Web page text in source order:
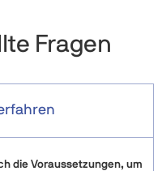
Fragen
die Voraussetzungen, um